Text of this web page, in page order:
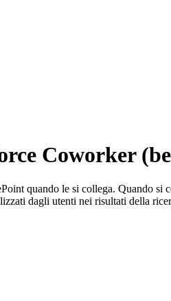
Coworker
quando le si collega. Quando si
dagli utenti nei risultati della